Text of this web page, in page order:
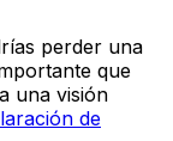
perder una
que
una visión
de